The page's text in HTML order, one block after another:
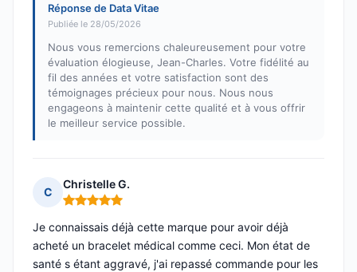
Réponse de Data Vitae
Publiée le 28/05/2026
Nous vous remercions chaleureusement pour votre
évaluation élogieuse, Jean-Charles. Votre fidélité au
fil des années et votre satisfaction sont des
témoignages précieux pour nous. Nous nous
engageons à maintenir cette qualité et à vous offrir
le meilleur service possible.
C
Christelle G.
Note : 5 sur 5
Je connaissais déjà cette marque pour avoir déjà
acheté un bracelet médical comme ceci. Mon état de
santé s étant aggravé, j'ai repassé commande pour les